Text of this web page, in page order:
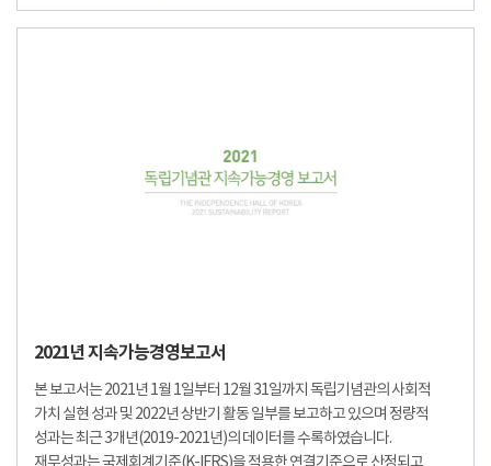
2021년 지속가능경영보고서
본 보고서는 2021년 1월 1일부터 12월 31일까지 독립기념관의 사회적
가치 실현 성과 및 2022년 상반기 활동 일부를 보고하고 있으며 정량적
성과는 최근 3개년(2019-2021년)의 데이터를 수록하였습니다.
재무성과는 국제회계기준(K-IFRS)을 적용한 연결기준으로 산정되고